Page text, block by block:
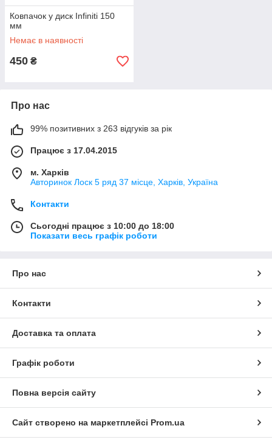
Ковпачок у диск Infiniti 150
мм
Немає в наявності
450 ₴
Про нас
99% позитивних з 263 відгуків за рік
Працює з 17.04.2015
м. Харків
Авторинок Лоск 5 ряд 37 місце, Харків, Україна
Контакти
Сьогодні працює з 10:00 до 18:00
Показати весь графік роботи
Про нас
Контакти
Доставка та оплата
Графік роботи
Повна версія сайту
Сайт створено на маркетплейсі Prom.ua